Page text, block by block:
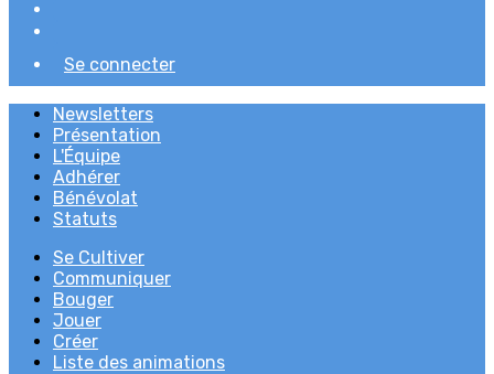
Se connecter
Newsletters
Présentation
L'Équipe
Adhérer
Bénévolat
Statuts
Se Cultiver
Communiquer
Bouger
Jouer
Créer
Liste des animations